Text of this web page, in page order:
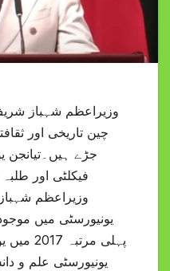
وزیراعظم شہباز
چین تاریخی اور
جڑے ہیں۔تیانجن
فیکلٹی اور
وزیراعظم
یونیورسٹی میں
پہلی
یونیورسٹی علم و